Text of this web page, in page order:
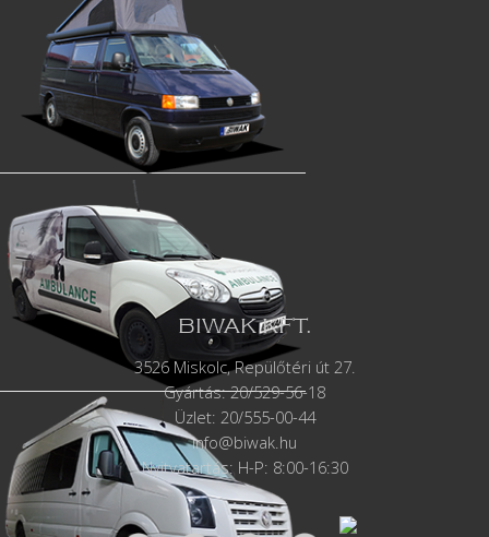
BIWAK KFT.
3526 Miskolc, Repülőtéri út 27.
Gyártás:20/529-56-18
Üzlet: 20/555-00-44
info@biwak.hu
Nyitvatartás: H-P: 8:00-16:30